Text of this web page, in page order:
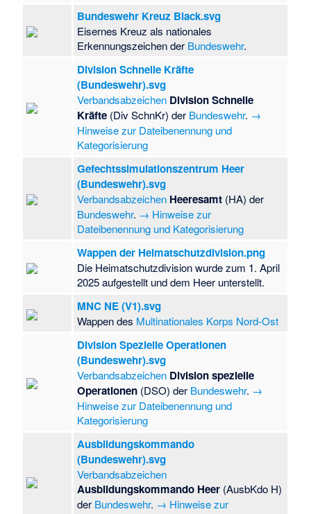
Bundeswehr Kreuz Black.svg
Eisernes Kreuz als nationales
Erkennungszeichen der Bundeswehr.
Division Schnelle Kräfte
(Bundeswehr).svg
Verbandsabzeichen Division Schnelle
Kräfte (Div SchnKr) der Bundeswehr. →
Hinweise zur Dateibenennung und
Kategorisierung
Gefechtssimulationszentrum Heer
(Bundeswehr).svg
Verbandsabzeichen Heeresamt (HA) der
Bundeswehr. → Hinweise zur
Dateibenennung und Kategorisierung
Wappen der Heimatschutzdivision.png
Die Heimatschutzdivision wurde zum 1. April
2025 aufgestellt und dem Heer unterstellt.
MNC NE (V1).svg
Wappen des Multinationales Korps Nord-Ost
Division Spezielle Operationen
(Bundeswehr).svg
Verbandsabzeichen Division spezielle
Operationen (DSO) der Bundeswehr. →
Hinweise zur Dateibenennung und
Kategorisierung
Ausbildungskommando
(Bundeswehr).svg
Verbandsabzeichen
Ausbildungskommando Heer (AusbKdo H)
der Bundeswehr. → Hinweise zur